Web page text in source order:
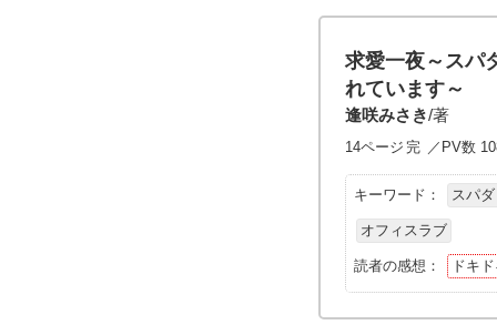
求愛一夜～スパ
れています～
逢咲みさき/著
14ページ 完 ／PV数
キーワード： スパ
オフィスラブ
読者の感想： ドキ